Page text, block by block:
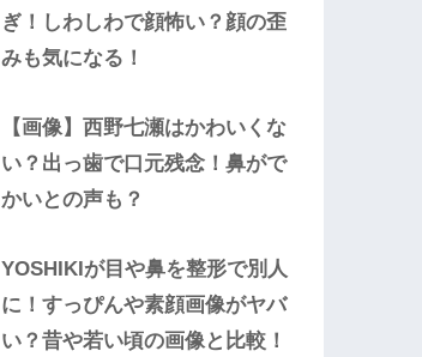
ぎ！しわしわで顔怖い？顔の歪
みも気になる！
【画像】西野七瀬はかわいくな
い？出っ歯で口元残念！鼻がで
かいとの声も？
YOSHIKIが目や鼻を整形で別人
に！すっぴんや素顔画像がヤバ
い？昔や若い頃の画像と比較！